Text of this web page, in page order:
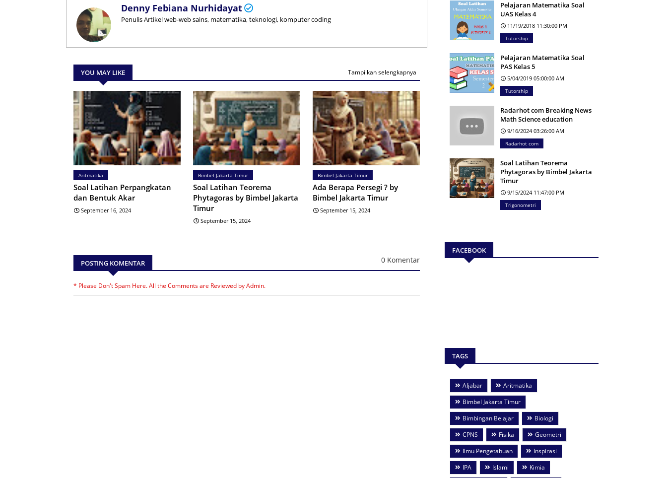
Denny Febiana Nurhidayat
Penulis Artikel web-web sains, matematika, teknologi, komputer coding
YOU MAY LIKE Tampilkan selengkapnya
Aritmatika
Soal Latihan Perpangkatan
dan Bentuk Akar
September 16, 2024
Bimbel Jakarta Timur
Soal Latihan Teorema
Phytagoras by Bimbel Jakarta
Timur
September 15, 2024
Bimbel Jakarta Timur
Ada Berapa Persegi ? by
Bimbel Jakarta Timur
September 15, 2024
POSTING KOMENTAR 0 Komentar
* Please Don't Spam Here. All the Comments are Reviewed by Admin.
Pelajaran Matematika Soal
UAS Kelas 4
11/19/2018 11:30:00 PM
Tutorship
Pelajaran Matematika Soal
PAS Kelas 5
5/04/2019 05:00:00 AM
Tutorship
Radarhot com Breaking News
Math Science education
9/16/2024 03:26:00 AM
Radarhot com
Soal Latihan Teorema
Phytagoras by Bimbel Jakarta
Timur
9/15/2024 11:47:00 PM
Trigonometri
FACEBOOK
TAGS
Aljabar
Aritmatika
Bimbel Jakarta Timur
Bimbingan Belajar
Biologi
CPNS
Fisika
Geometri
Ilmu Pengetahuan
Inspirasi
IPA
Islami
Kimia